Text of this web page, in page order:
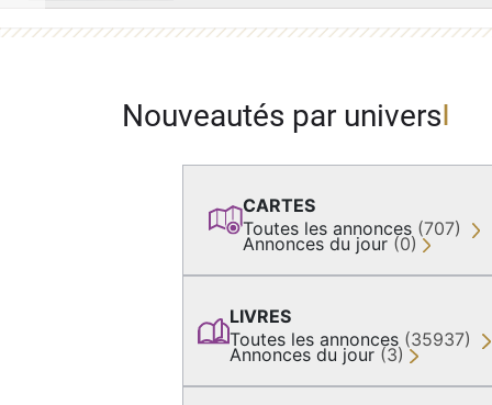
Nouveautés par univers
CARTES
Toutes les annonces (707)
Annonces du jour (0)
LIVRES
Toutes les annonces (35937)
Annonces du jour (3)